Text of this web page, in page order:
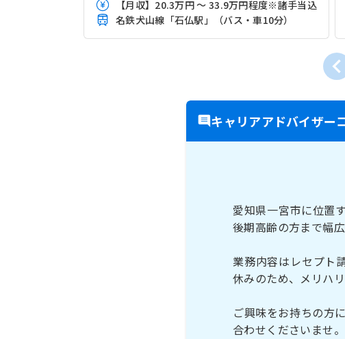
【月収】20.3万円 ～ 33.9万円程度※諸手当込
名鉄犬山線「石仏駅」（バス・車10分）
キャリアアドバイザー
愛知県一宮市に位置
後期高齢の方まで幅
業務内容はレセプト
休みのため、メリハ
ご興味をお持ちの方
合わせくださいませ。